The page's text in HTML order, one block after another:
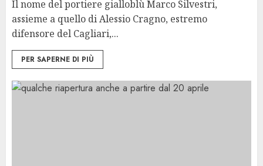
Il nome del portiere gialloblù Marco Silvestri,
assieme a quello di Alessio Cragno, estremo
difensore del Cagliari,...
PER SAPERNE DI PIÙ